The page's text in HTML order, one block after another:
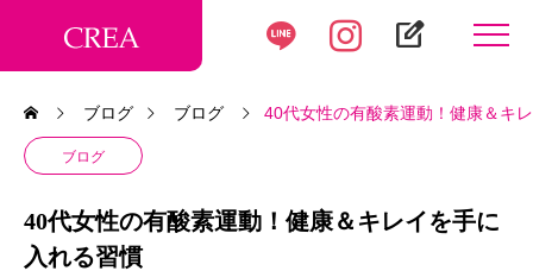
edit_square
ブログ ブログ 40代女性の有酸素運動！健康＆キ
ブログ
40代女性の有酸素運動！健康＆キレイを手に
入れる習慣